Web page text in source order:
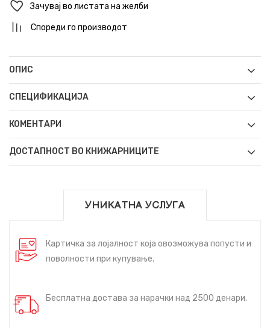
Зачувај во листата на желби
Спореди го производот
ОПИС
СПЕЦИФИКАЦИЈА
КОМЕНТАРИ
ДОСТАПНОСТ ВО КНИЖАРНИЦИТЕ
УНИКАТНА УСЛУГА
Картичка за лојалност која овозможува попусти и
поволности при купување.
Бесплатна достава за нарачки над 2500 денари.